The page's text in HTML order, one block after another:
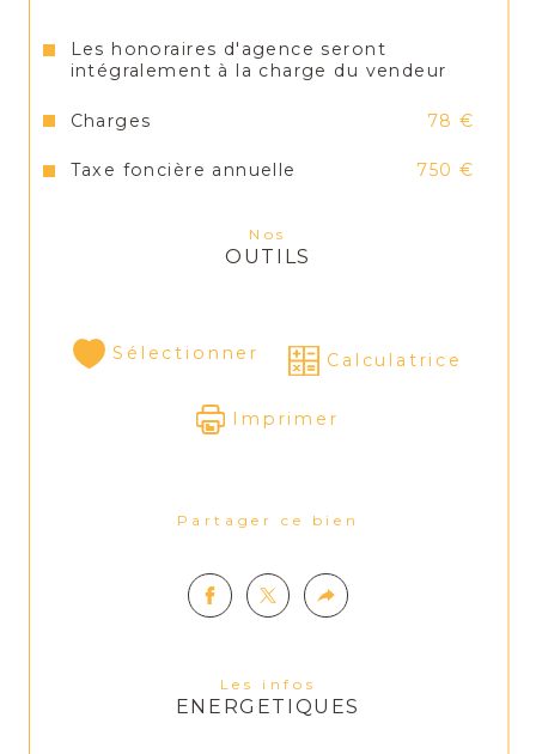
Les honoraires d'agence seront
intégralement à la charge du vendeur
Charges 78 €
Taxe foncière annuelle 750 €
Nos
OUTILS
Sélectionner Calculatrice
Imprimer
Partager ce bien
Les infos
ENERGETIQUES